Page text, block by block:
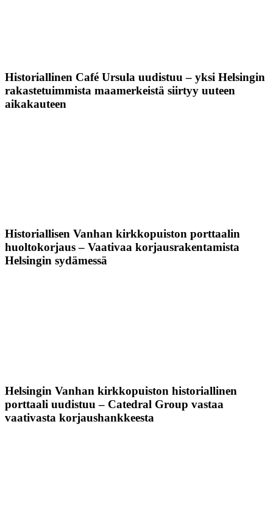
Historiallinen Café Ursula uudistuu – yksi Helsingin
rakastetuimmista maamerkeistä siirtyy uuteen
aikakauteen
Historiallisen Vanhan kirkkopuiston porttaalin
huoltokorjaus – Vaativaa korjausrakentamista
Helsingin sydämessä
Helsingin Vanhan kirkkopuiston historiallinen
porttaali uudistuu – Catedral Group vastaa
vaativasta korjaushankkeesta